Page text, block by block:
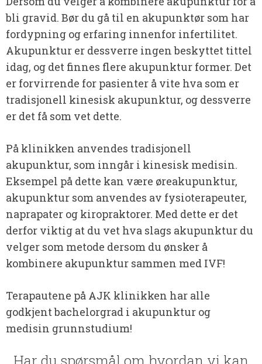
bli gravid. Bør du gå til en akupunktør som har
fordypning og erfaring innenfor infertilitet.
Akupunktur er dessverre ingen beskyttet tittel
idag, og det finnes flere akupunktur former. Det
er forvirrende for pasienter å vite hva som er
tradisjonell kinesisk akupunktur, og dessverre
er det få som vet dette.
På klinikken anvendes tradisjonell
akupunktur, som inngår i kinesisk medisin.
Eksempel på dette kan være øreakupunktur,
akupunktur som anvendes av fysioterapeuter,
naprapater og kiropraktorer. Med dette er det
derfor viktig at du vet hva slags akupunktur du
velger som metode dersom du ønsker å
kombinere akupunktur sammen med IVF!
Terapautene på AJK klinikken har alle
godkjent bachelorgrad i akupunktur og
medisin grunnstudium!